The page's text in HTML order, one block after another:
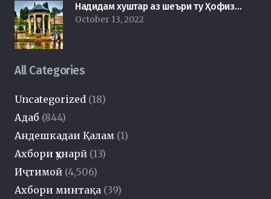
Надидам хуштар аз шеъри ту Ҳофиз…
October 13, 2022
All Categories
Uncategorized (18)
Адаб (844)
Андешкадаи Қалам (1)
Ахбори ҳунарӣ (13)
Иҷтимоӣ (4,506)
Ахбори минтақа (39)